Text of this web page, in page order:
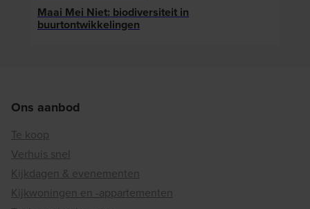
Maai Mei Niet: biodiversiteit in
buurtontwikkelingen
Ons aanbod
Te koop
Verhuis snel
Kijkdagen & evenementen
Kijkwoningen en -appartementen